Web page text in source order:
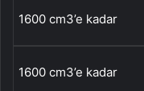
1600 cm3’e kadar
1600 cm3’e kadar